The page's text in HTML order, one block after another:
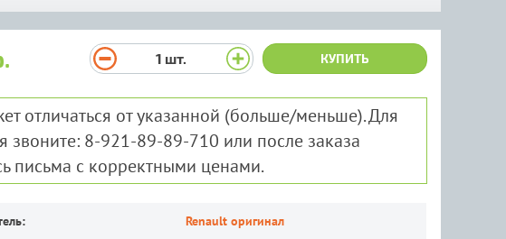
1 шт. КУПИТЬ
отличаться от указанной (больше/меньше). Для
звоните: 8-921-89-89-710 или после заказа
письма с корректными ценами.
Renault оригинал